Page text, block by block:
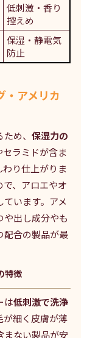
低刺激・香り
控えめ
保湿・静電気
防止
・アメリカ
ため、保湿力の
ラミドが含ま
り仕上がりま
、アロエやオ
います。アメ
や出し成分やも
配合の製品が最
特徴
は低刺激で洗浄
が細く皮膚が薄
まない製品が安